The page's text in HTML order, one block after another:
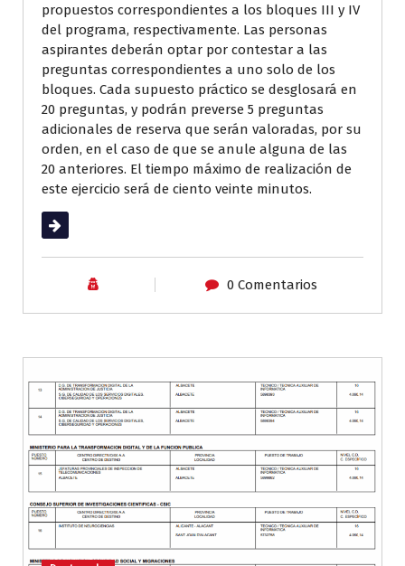
propuestos correspondientes a los bloques III y IV
del programa, respectivamente. Las personas
aspirantes deberán optar por contestar a las
preguntas correspondientes a uno solo de los
bloques. Cada supuesto práctico se desglosará en
20 preguntas, y podrán preverse 5 preguntas
adicionales de reserva que serán valoradas, por su
orden, en el caso de que se anule alguna de las
20 anteriores. El tiempo máximo de realización de
este ejercicio será de ciento veinte minutos.
Leer más
0 Comentarios